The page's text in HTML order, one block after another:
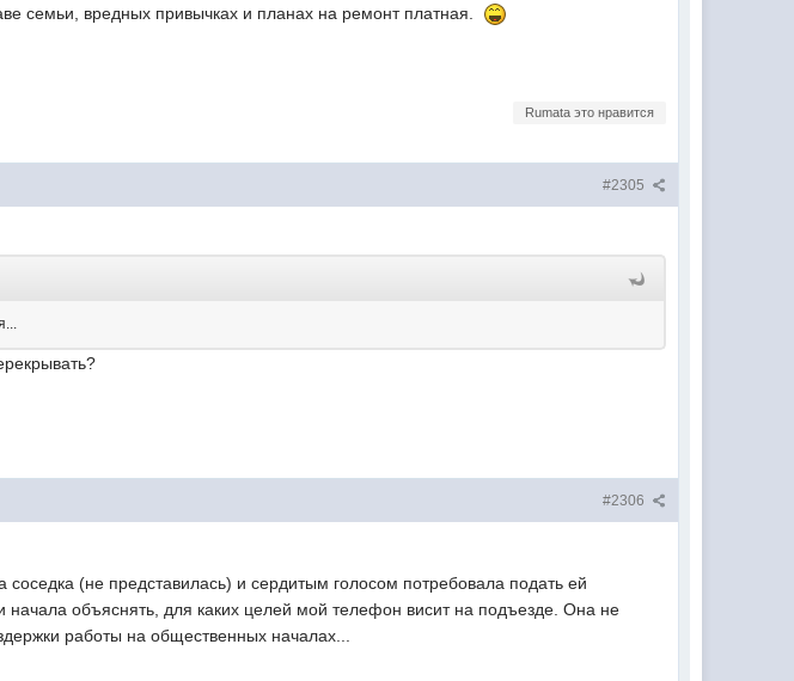
семьи, вредных привычках и планах на ремонт платная.
Rumata это нравится
#2305
#2306
(не представилась) и сердитым голосом потребовала подать ей
начала объяснять, для каких целей мой телефон висит на подъезде. Она не
работы на общественных началах...